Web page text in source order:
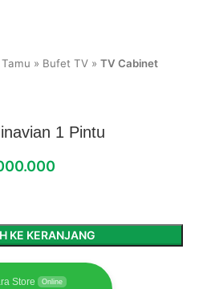
» Bufet TV » TV Cabinet
1 Pintu
KE KERANJANG
Store Online